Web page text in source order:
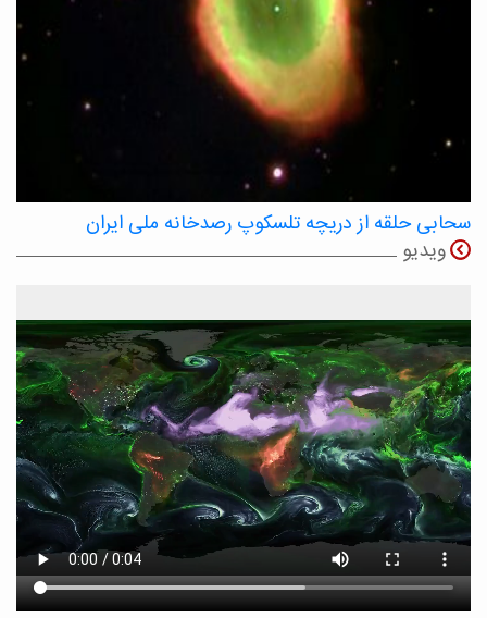
سحابی حلقه از دریچه تلسکوپ رصدخانه ملی ایران
ویدیو